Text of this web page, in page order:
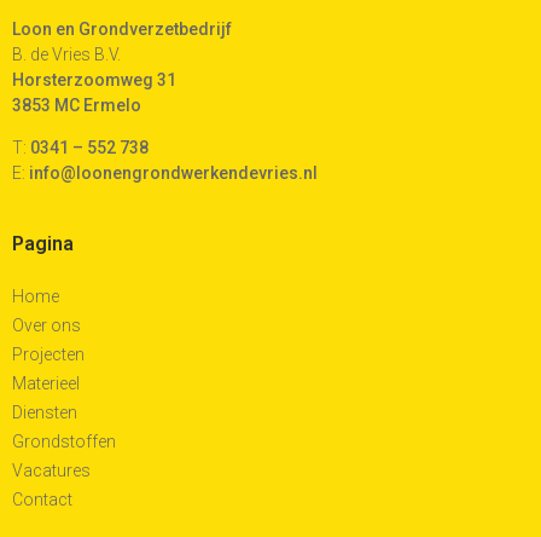
Loon en Grondverzetbedrijf
B. de Vries B.V.
Horsterzoomweg 31
3853 MC Ermelo
T: 0341 – 552 738
E: info@loonengrondwerkendevries.nl
Pagina
Home
Over ons
Projecten
Materieel
Diensten
Grondstoffen
Vacatures
Contact